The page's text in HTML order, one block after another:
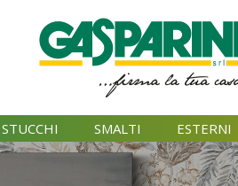
STUCCHI SMALTI ESTERNI